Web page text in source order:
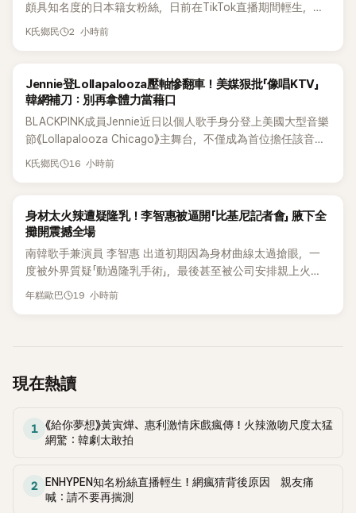
頗具知名度的日本籍女粉絲，日前在TikTok直播期間輕生，最
終不幸身亡，消息曝光後震驚韓網，也讓不少粉絲湧入社群平
K氏鄉民 2 小時前
K-POP
Jennie登Lollapalooza壓軸慘翻車！美媒狠批「像唱KTV」
韓網補刀：別再拿體力當藉口
BLACKPINK成員Jennie近日以個人歌手身分登上美國大型音樂
節《Lollapalooza Chicago》主舞台，不僅成為首位擔任該音樂
節Headliner（壓軸主秀）的K-POP女SOLO歌手，寫下全新紀
形容整場演出「就像一場豪華KTV」。
K氏鄉民 16 小時前
K-POP
身材太火辣遭疑隆乳！李智惠被逼開「比基尼記者會」 腋下全
攤開震撼全場
南韓歌手兼演員 李智惠 出道初期因為身材曲線太過搶眼，一
度被外界質疑「動過隆乳手術」，最後甚至被公司安排親上火
線，召開前所未見的「泳裝記者會」澄清。這場記者會後來還被
惠、李賢怡、李恩亨，以第13位「My Star」身分登場，分享最真
實的生活日常。 節目一開始，李瑞鎮 率先與李智惠會合，兩人
發問：「妳不是上新聞了？說妳去做整形？是人中縮短手術嗎？」
一貫犀利又不留情的問法，讓現場瞬間笑成一片。對此，李智
延燒到過去的爭議。李瑞鎮脫口補刀：「妳以前不是還在游泳池
開過記者會？」直接點名她當年的風波。李智惠聽了忍不住笑
年糕歐巴 19 小時前
現在熱讀
1
《給你夢想》黃寅燁、惠利激情床戲瘋傳！火辣激吻尺度太猛
網驚：韓劇太敢拍
2
ENHYPEN知名粉絲直播輕生！網瘋猜背後原因 親友痛
喊：請不要再揣測